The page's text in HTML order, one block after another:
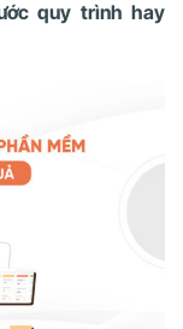
quy trình hay